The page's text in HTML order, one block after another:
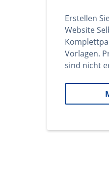
Erstellen
Website
Vorlagen.
sind nicht